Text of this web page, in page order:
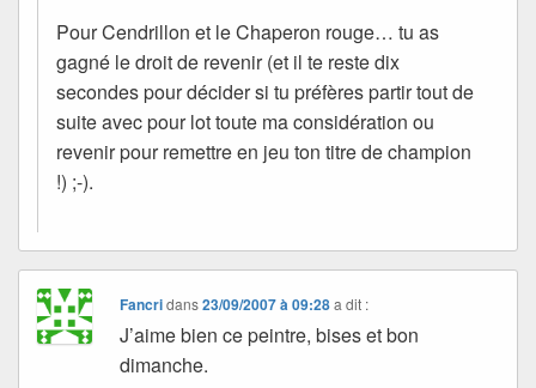
Pour Cendrillon et le Chaperon rouge… tu as
gagné le droit de revenir (et il te reste dix
secondes pour décider si tu préfères partir tout de
suite avec pour lot toute ma considération ou
revenir pour remettre en jeu ton titre de champion
!) ;-).
Fancridans23/09/2007 à 09:28 a dit :
J’aime bien ce peintre, bises et bon
dimanche.